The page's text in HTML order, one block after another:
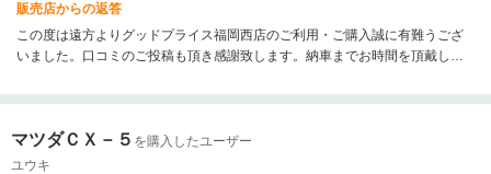
販売店からの返答
この度は遠方よりグッドプライス福岡西店のご利用・ご購入誠に有難うござ
いました。口コミのご投稿も頂き感謝致します。納車までお時間を頂戴しま
絡いただけましたら幸いです。 今後とも宜しくお願い申し上げます。
マツダＣＸ－５ を購入したユーザー
ユウキ